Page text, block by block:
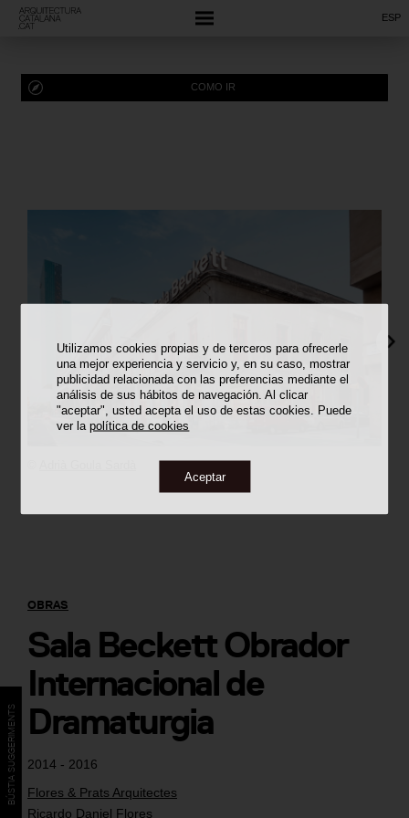
Utilizamos cookies propias y de terceros para ofrecerle
una mejor experiencia y servicio y, en su caso, mostrar
publicidad relacionada con las preferencias mediante el
análisis de sus hábitos de navegación. Al clicar
"aceptar", usted acepta el uso de estas cookies. Puede
ver lapolítica de cookies
Aceptar
ESP
2014 - 2016
Flores & Prats Arquitectes
Ricardo Daniel Flores
OBRAS
Sala Beckett Obrador
Internacional de
Dramaturgia
COMO IR
BÚSTIA SUGGERIMENTS